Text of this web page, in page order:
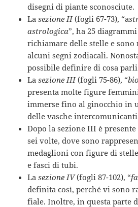
disegni di piante sconosciute.
Lasezione II(fogli 67-73), “a
astrologica”, ha 25
richiamare delle stelle e
alcuni segni zodiacali.
possibile definire di cosa parli
Lasezione III(fogli 75-86), “
presenta molte figure
immerse fino al ginocchio in
delle vasche
Dopo la sezione III è
sei volte, dove sono
medaglioni con figure di
e fasci di tubi.
Lasezione IV(fogli 87-102), “
definita così, perché vi sono
fiale. Inoltre, in questa parte